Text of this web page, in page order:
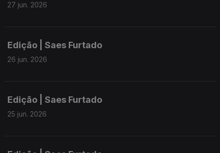
27 jun. 2026
Edição | Saes Furtado
26 jun. 2026
Edição | Saes Furtado
25 jun. 2026